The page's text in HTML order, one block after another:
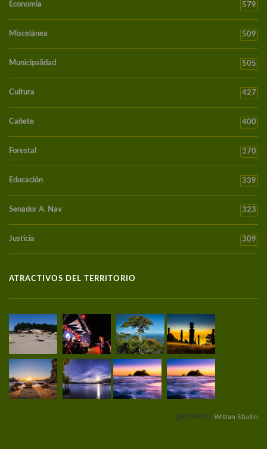
Economía 579
Miscelánea 509
Municipalidad 505
Cultura 427
Cañete 400
Forestal 370
Educación 339
Senador A. Nav 323
Justicia 309
ATRACTIVOS DEL TERRITORIO
gentileza: Witran Studio